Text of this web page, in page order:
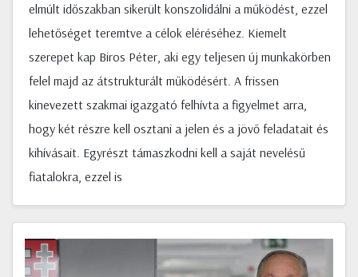
elmúlt időszakban sikerült konszolidálni a működést, ezzel
lehetőséget teremtve a célok eléréséhez. Kiemelt
szerepet kap Biros Péter, aki egy teljesen új munkakörben
felel majd az átstrukturált működésért. A frissen
kinevezett szakmai igazgató felhívta a figyelmet arra,
hogy két részre kell osztani a jelen és a jövő feladatait és
kihívásait. Egyrészt támaszkodni kell a saját nevelésű
fiatalokra, ezzel is